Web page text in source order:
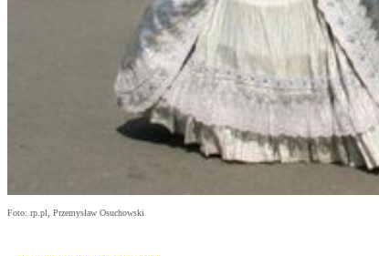
Foto: rp.pl, Przemysław Osuchowski